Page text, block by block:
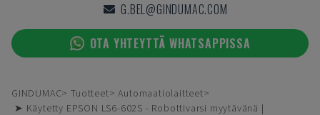
G.BEL@GINDUMAC.COM
OTA YHTEYTTÄ WHATSAPPISSA
GINDUMAC Tuotteet
Automaatiolaitteet
➤ Käytetty EPSON LS6-602S - Robottivarsi myytävänä |